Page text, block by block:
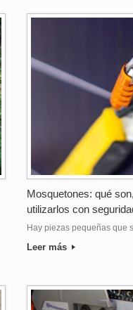
Mosquetones: qué
utilizarlos con
Hay piezas pequeñas que
Leer más